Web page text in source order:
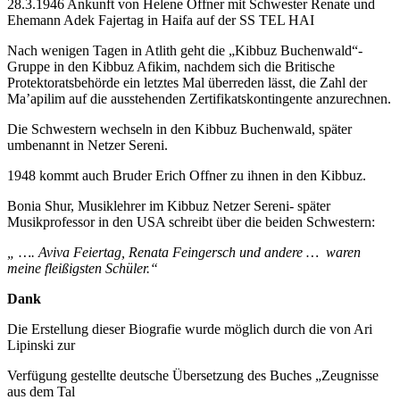
28.3.1946 Ankunft von Helene Offner mit Schwester Renate und
Ehemann Adek Fajertag in Haifa auf der SS TEL HAI
Nach wenigen Tagen in Atlith geht die „Kibbuz Buchenwald“-
Gruppe in den Kibbuz Afikim, nachdem sich die Britische
Protektoratsbehörde ein letztes Mal überreden lässt, die Zahl der
Ma’apilim auf die ausstehenden Zertifikatskontingente anzurechnen.
Die Schwestern wechseln in den Kibbuz Buchenwald, später
umbenannt in Netzer Sereni.
1948 kommt auch Bruder Erich Offner zu ihnen in den Kibbuz.
Bonia Shur, Musiklehrer im Kibbuz Netzer Sereni- später
Musikprofessor in den USA schreibt über die beiden Schwestern:
„ …. Aviva Feiertag, Renata Feingersch und andere … waren
meine fleißigsten Schüler.“
Dank
Die Erstellung dieser Biografie wurde möglich durch die von Ari
Lipinski zur
Verfügung gestellte deutsche Übersetzung des Buches „Zeugnisse
aus dem Tal